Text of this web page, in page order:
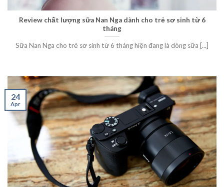
Review chất lượng sữa Nan Nga dành cho trẻ sơ sinh từ 6
tháng
Sữa Nan Nga cho trẻ sơ sinh từ 6 tháng hiện đang là dòng sữa [...]
24
Apr